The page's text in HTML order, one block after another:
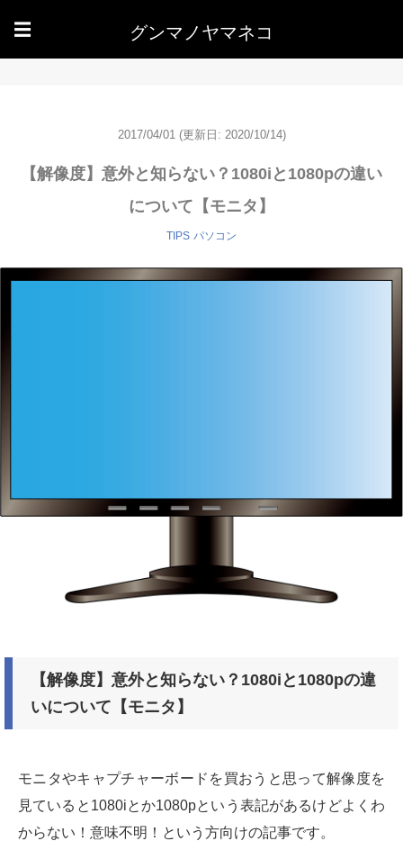
☰ グンマノヤマネコ
2017/04/01 (更新日: 2020/10/14)
【解像度】意外と知らない？1080iと1080pの違い
について【モニタ】
TIPS パソコン
【解像度】意外と知らない？1080iと1080pの違
いについて【モニタ】
モニタやキャプチャーボードを買おうと思って解像度を
見ていると1080iとか1080pという表記があるけどよくわ
からない！意味不明！という方向けの記事です。